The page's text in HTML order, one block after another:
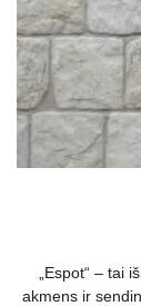
„Espot“ – tai
akmens ir